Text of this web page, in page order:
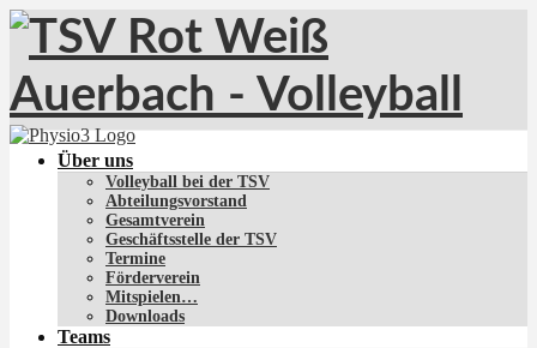
Über uns
Volleyball bei der TSV
Abteilungsvorstand
Gesamtverein
Geschäftsstelle der TSV
Termine
Förderverein
Mitspielen…
Downloads
Teams